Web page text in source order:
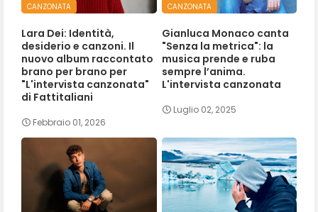
CANZONATA
Lara Dei: Identità,
desiderio e canzoni. Il
nuovo album raccontato
brano per brano per
"L'intervista canzonata"
di Fattitaliani
Febbraio 01, 2026
CANZONATA
Gianluca Monaco canta
"Senza la metrica": la
musica prende e ruba
sempre l’anima.
L'intervista canzonata
Luglio 02, 2025